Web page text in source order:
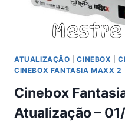
ATUALIZAÇÃO |CINEBOX |
CINEBOX FANTASIA MAXX 2
Cinebox
Atualização –